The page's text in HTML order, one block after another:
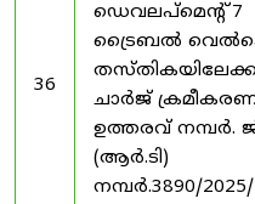
36
ഡെവലപ്മെന്റ് 7
ട്രൈബൽ
ചാർജ്
ഉത്തരവ് നമ്പർ.
(ആർ.ടി)
നമ്പർ.3890/2025/